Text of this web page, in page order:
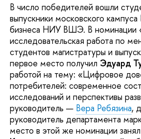
В число победителей вошли
выпускники московского
бизнеса НИУ ВШЭ. В номинации
исследовательская работа по
студентов магистратуры и
первое место получил Эдуард
работой на тему: «Цифровое
потребителей: современное
исследований и перспективы
руководитель — Вера Ребязина,
руководитель департамента
место в этой же номинации занял